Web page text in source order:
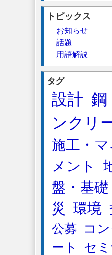
トピックス
お知らせ
話題
用語解説
タグ
設計 鋼
ンクリ
施工・マ
メント
盤・基礎
災
環境
公募
コ
ート
セ